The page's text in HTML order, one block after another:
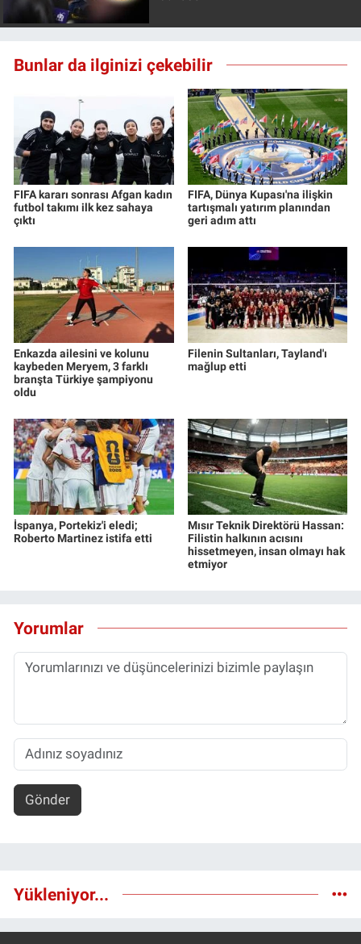
Bunlar da ilginizi çekebilir
FIFA kararı sonrası Afgan kadın
futbol takımı ilk kez sahaya
çıktı
FIFA, Dünya Kupası'na ilişkin
tartışmalı yatırım planından
geri adım attı
Enkazda ailesini ve kolunu
kaybeden Meryem, 3 farklı
branşta Türkiye şampiyonu
oldu
Filenin Sultanları, Tayland'ı
mağlup etti
İspanya, Portekiz'i eledi;
Roberto Martinez istifa etti
Mısır Teknik Direktörü Hassan:
Filistin halkının acısını
hissetmeyen, insan olmayı hak
etmiyor
Yorumlar
Gönder
Yükleniyor...